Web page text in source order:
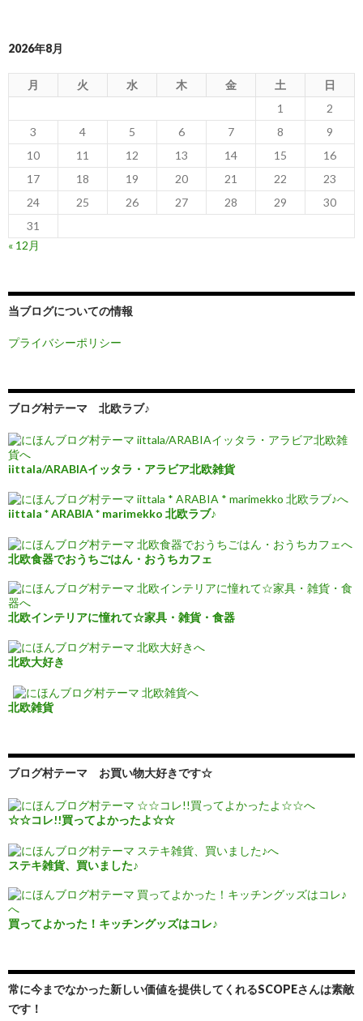
2026年8月
月 火 水 木 金 土
日
1
2
3
4 5 6 7 8
9
10
11 12 13 14 15
16
17
18 19 20 21 22
23
24
25 26 27 28 29
30
31
« 12月
当ブログについての情報
プライバシーポリシー
ブログ村テーマ 北欧ラブ♪
iittala/ARABIAイッタラ・アラビア北欧雑貨
iittala * ARABIA * marimekko 北欧ラブ♪
北欧食器でおうちごはん・おうちカフェ
北欧インテリアに憧れて☆家具・雑貨・食器
北欧大好き
北欧雑貨
ブログ村テーマ お買い物大好きです☆
☆☆コレ!!買ってよかったよ☆☆
ステキ雑貨、買いました♪
買ってよかった！キッチングッズはコレ♪
常に今までなかった新しい価値を提供してくれるSCOPEさんは素敵
です！